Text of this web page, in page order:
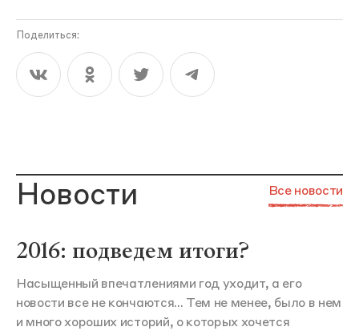
Поделиться:
Новости Все новости
2016: подведем итоги?
Насыщенный впечатлениями год уходит, а его
новости все не кончаются... Тем не менее, было в нем
и много хороших историй, о которых хочется